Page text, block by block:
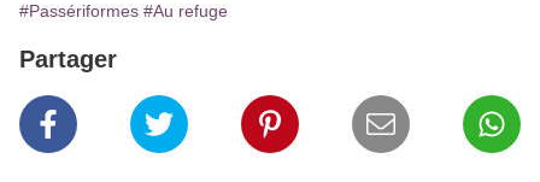
#Passériformes #Au refuge
Partager